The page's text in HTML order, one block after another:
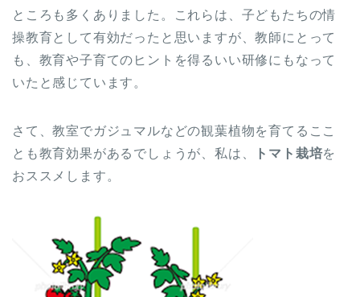
ところも多くありました。これらは、子どもたちの情
操教育として有効だったと思いますが、教師にとって
も、教育や子育てのヒントを得るいい研修にもなって
いたと感じています。
さて、教室でガジュマルなどの観葉植物を育てるここ
とも教育効果があるでしょうが、私は、
トマト栽培を
おススメします。